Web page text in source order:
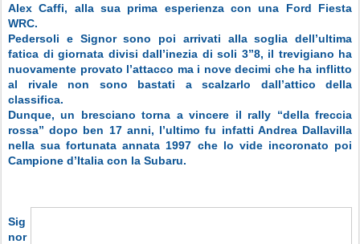
Alex Caffi, alla sua prima esperienza con una Ford Fiesta
WRC.
Pedersoli e Signor sono poi arrivati alla soglia dell’ultima
fatica di giornata divisi dall’inezia di soli 3”8, il trevigiano ha
nuovamente provato l’attacco ma i nove decimi che ha inflitto
al rivale non sono bastati a scalzarlo dall’attico della
classifica.
Dunque, un bresciano torna a vincere il rally “della freccia
rossa” dopo ben 17 anni, l’ultimo fu infatti Andrea Dallavilla
nella sua fortunata annata 1997 che lo vide incoronato poi
Campione d’Italia con la Subaru.
Sig
nor